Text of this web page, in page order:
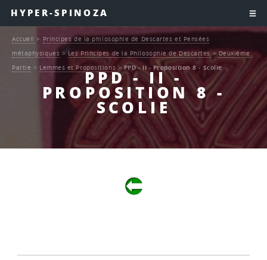
HYPER-SPINOZA
PPD - II -
PROPOSITION 8 -
SCOLIE
Accueil > Principes de la philosophie de Descartes et Pensées
métaphysiques > Les Principes de la Philosophie de Descartes> Deuxième
Partie > Lemmes et Propositions > PPD - II - Proposition 8 - Scolie